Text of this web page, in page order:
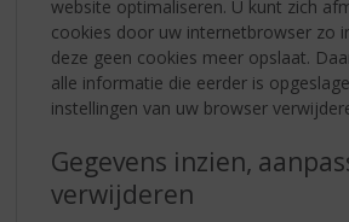
website optimaliseren. U kunt zich
cookies door uw internetbrowser zo
deze geen cookies meer opslaat.
alle informatie die eerder is
instellingen van uw browser
Gegevens inzien,
verwijderen